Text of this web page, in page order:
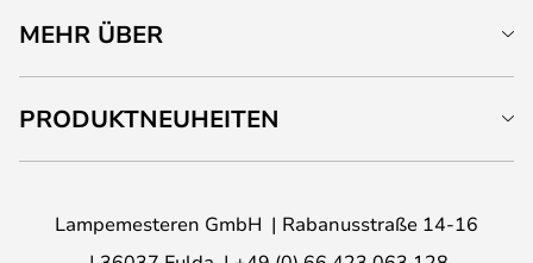
MEHR ÜBER
PRODUKTNEUHEITEN
Lampemesteren GmbH
Rabanusstraße 14-16